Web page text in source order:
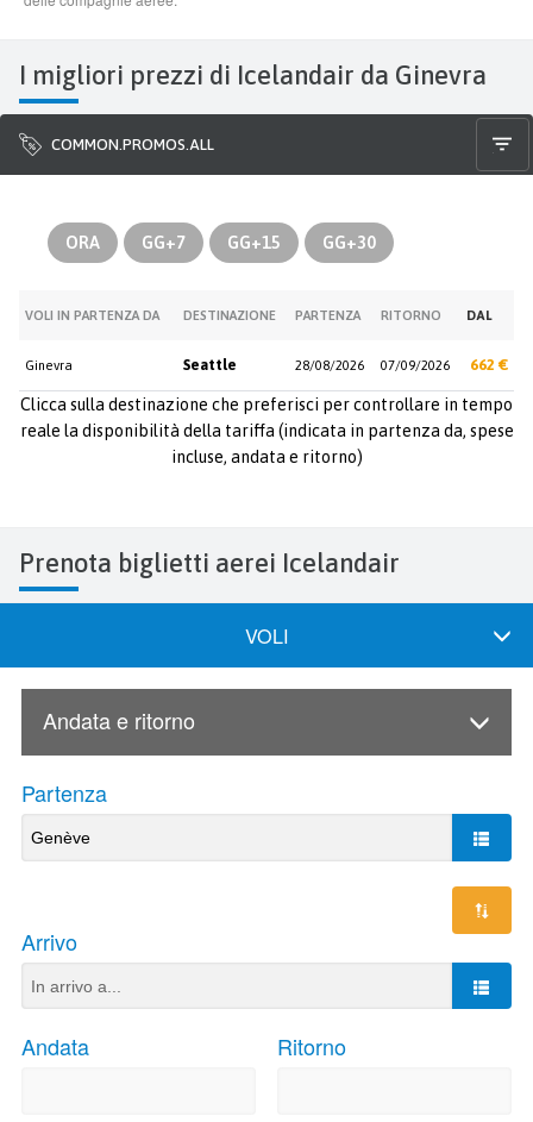
I migliori prezzi di Icelandair da Ginevra
COMMON.PROMOS.ALL
ORA GG+7 GG+15 GG+30
VOLI IN PARTENZA DA DESTINAZIONE PARTENZA RITORNO DAL
Ginevra Seattle 28/08/2026 07/09/2026 662 €
Clicca sulla destinazione che preferisci per controllare in tempo
reale la disponibilità della tariffa (indicata in partenza da, spese
incluse, andata e ritorno)
Prenota biglietti aerei Icelandair